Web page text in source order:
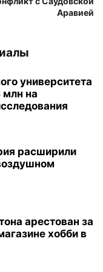
Аравией
университета
млн на
расширили
арестован за
хобби в